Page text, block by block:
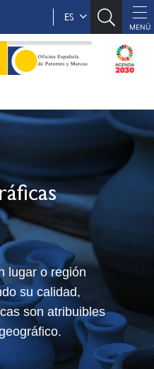
ES
lugar o región
su calidad,
son atribuibles